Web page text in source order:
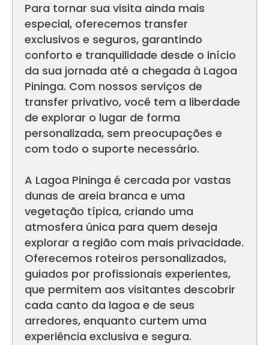
Para tornar sua visita ainda mais
especial, oferecemos transfer
exclusivos e seguros, garantindo
conforto e tranquilidade desde o início
da sua jornada até a chegada à Lagoa
Pininga. Com nossos serviços de
transfer privativo, você tem a liberdade
de explorar o lugar de forma
personalizada, sem preocupações e
com todo o suporte necessário.
A Lagoa Pininga é cercada por vastas
dunas de areia branca e uma
vegetação típica, criando uma
atmosfera única para quem deseja
explorar a região com mais privacidade.
Oferecemos roteiros personalizados,
guiados por profissionais experientes,
que permitem aos visitantes descobrir
cada canto da lagoa e de seus
arredores, enquanto curtem uma
experiência exclusiva e segura.